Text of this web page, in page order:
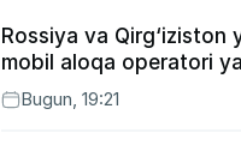
Rossiya va Qirg‘iziston
mobil aloqa operatori
Bugun, 19:21